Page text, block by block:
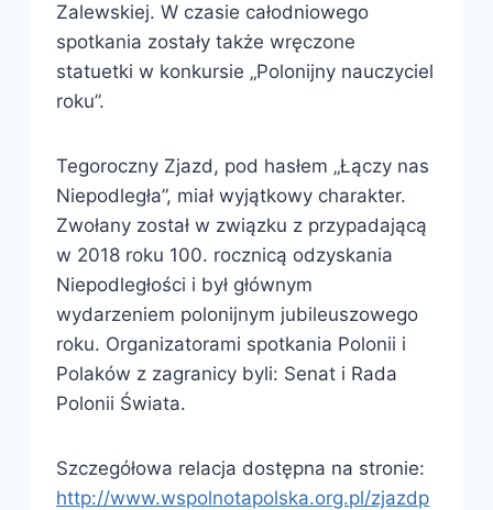
Zalewskiej. W czasie całodniowego
spotkania zostały także wręczone
statuetki w konkursie „Polonijny nauczyciel
roku”.
Tegoroczny Zjazd, pod hasłem „Łączy nas
Niepodległa”, miał wyjątkowy charakter.
Zwołany został w związku z przypadającą
w 2018 roku 100. rocznicą odzyskania
Niepodległości i był głównym
wydarzeniem polonijnym jubileuszowego
roku. Organizatorami spotkania Polonii i
Polaków z zagranicy byli: Senat i Rada
Polonii Świata.
Szczegółowa relacja dostępna na stronie:
http://www.wspolnotapolska.org.pl/zjazdp